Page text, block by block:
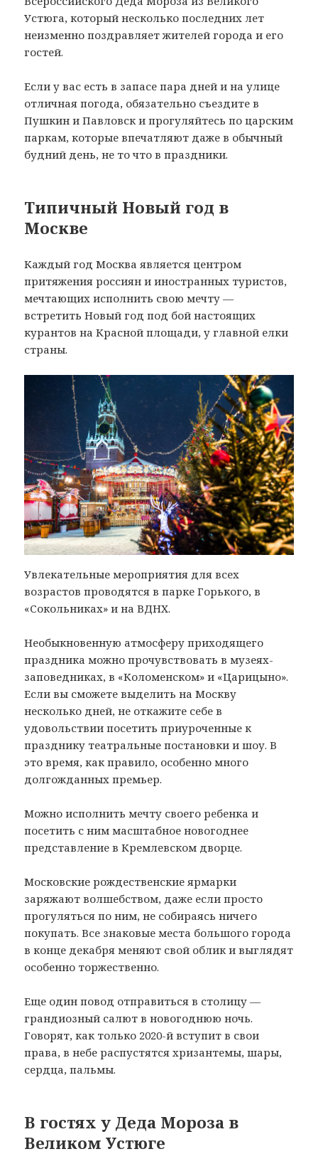
Устюга, который несколько последних лет
неизменно поздравляет жителей города и его
гостей.
Если у вас есть в запасе пара дней и на улице
отличная погода, обязательно съездите в
Пушкин и Павловск и прогуляйтесь по царским
паркам, которые впечатляют даже в обычный
будний день, не то что в праздники.
Типичный Новый год в
Москве
Каждый год Москва является центром
притяжения россиян и иностранных туристов,
мечтающих исполнить свою мечту —
встретить Новый год под бой настоящих
курантов на Красной площади, у главной елки
страны.
Увлекательные мероприятия для всех
возрастов проводятся в парке Горького, в
«Сокольниках» и на ВДНХ.
Необыкновенную атмосферу приходящего
праздника можно прочувствовать в музеях-
заповедниках, в «Коломенском» и «Царицыно».
Если вы сможете выделить на Москву
несколько дней, не откажите себе в
удовольствии посетить приуроченные к
празднику театральные постановки и шоу. В
это время, как правило, особенно много
долгожданных премьер.
Можно исполнить мечту своего ребенка и
посетить с ним масштабное новогоднее
представление в Кремлевском дворце.
Московские рождественские ярмарки
заряжают волшебством, даже если просто
прогуляться по ним, не собираясь ничего
покупать. Все знаковые места большого города
в конце декабря меняют свой облик и выглядят
особенно торжественно.
Еще один повод отправиться в столицу —
грандиозный салют в новогоднюю ночь.
Говорят, как только 2020-й вступит в свои
права, в небе распустятся хризантемы, шары,
сердца, пальмы.
В гостях у Деда Мороза в
Великом Устюге